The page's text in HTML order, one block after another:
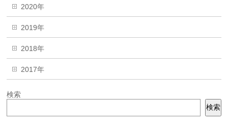
2020年
2019年
2018年
2017年
検索
検索